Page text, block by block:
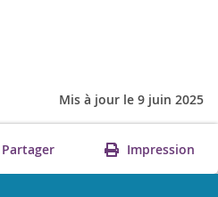
Mis à jour le 9 juin 2025
Partager Impression